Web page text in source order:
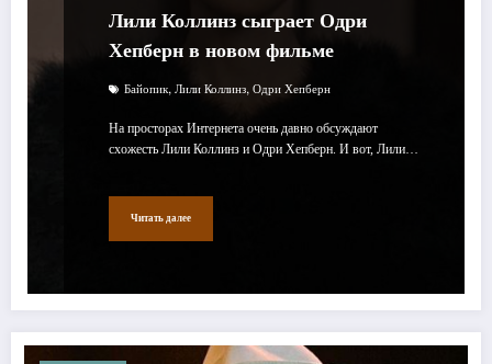
Лили Коллинз сыграет Одри
Хепберн в новом фильме
Байопик, Лили Коллинз, Одри Хепберн
На просторах Интернета очень давно обсуждают
схожесть Лили Коллинз и Одри Хепберн. И вот, Лили…
Читать далее